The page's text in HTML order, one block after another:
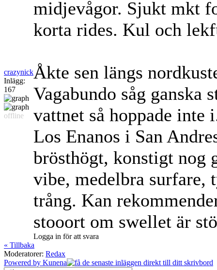
crazynick
Inlägg:
167
offline
midjevågor. Sjukt mkt
korta rides. Kul och
Åkte sen längs
Vagabundo såg
vattnet så hoppade inte
Los Enanos i San
brösthögt, konstigt nog
vibe, medelbra surfare,
trång. Kan
stooort om swellet är
Logga in för att svara
« Tillbaka
Moderatorer: Redax
Powered by Kunena